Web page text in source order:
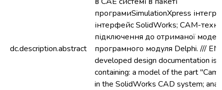
dc.description.abstract
програмиSimulationXpress
інтерфейс SolidWorks; САМ-
підключення до отриманої моделі
програмного модуля Delphi. ///
developed design documentation is
containing: a model of the part
in the SolidWorks CAD system;